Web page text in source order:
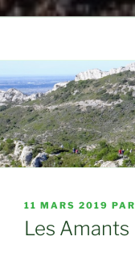
PUBLIÉ
LE
11 MARS 2019 PAR
Les Amants